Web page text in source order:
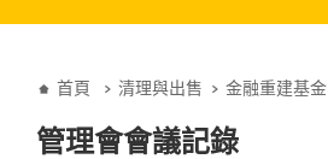
首頁 清理與出售 金融重建基金
管理會會議記錄